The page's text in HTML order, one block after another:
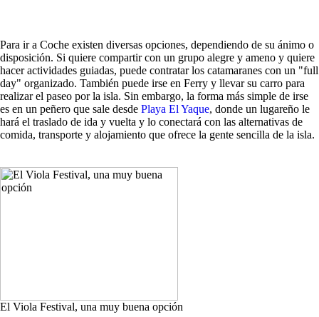
Para ir a Coche existen diversas opciones, dependiendo de su ánimo o
disposición. Si quiere compartir con un grupo alegre y ameno y quiere
hacer actividades guiadas, puede contratar los catamaranes con un "full
day" organizado. También puede irse en Ferry y llevar su carro para
realizar el paseo por la isla. Sin embargo, la forma más simple de irse
es en un peñero que sale desde Playa El Yaque, donde un lugareño le
hará el traslado de ida y vuelta y lo conectará con las alternativas de
comida, transporte y alojamiento que ofrece la gente sencilla de la isla.
El Viola Festival, una muy buena opción